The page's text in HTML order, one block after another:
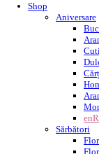
Shop
Aniversare
Sărbători